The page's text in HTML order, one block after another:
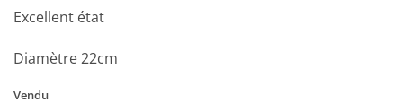
Excellent état
Diamètre 22cm
Vendu